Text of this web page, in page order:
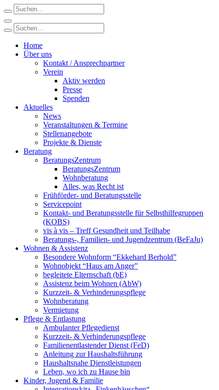
Home
Über uns
Kontakt / Ansprechpartner
Verein
Aktiv werden
Presse
Spenden
Aktuelles
News
Veranstaltungen & Termine
Stellenangebote
Projekte & Dienste
Beratung
BeratungsZentrum
BeratungsZentrum
Wohnberatung
Alles, was Recht ist
Frühförder- und Beratungsstelle
Servicepoint
Kontakt- und Beratungsstelle für Selbsthilfegruppen
(KOBS)
vis à vis – Treff Gesundheit und Teilhabe
Beratungs-, Familien- und Jugendzentrum (BeFaJu)
Wohnen & Assistenz
Besondere Wohnform “Ekkehard Berhold”
Wohnobjekt “Haus am Anger”
begleitete Elternschaft (bE)
Assistenz beim Wohnen (AbW)
Kurzzeit- & Verhinderungspflege
Wohnberatung
Vermietung
Pflege & Entlastung
Ambulanter Pflegedienst
Kurzzeit- & Verhinderungspflege
Familienentlastender Dienst (FeD)
Anleitung zur Haushaltsführung
Haushaltsnahe Dienstleistungen
Leben, wo ich zu Hause bin
Kinder, Jugend & Familie